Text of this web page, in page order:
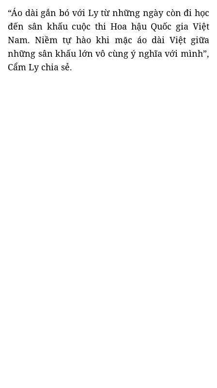
“Áo dài gắn bó với Ly từ những ngày còn đi học
đến sân khấu cuộc thi Hoa hậu Quốc gia Việt
Nam. Niềm tự hào khi mặc áo dài Việt giữa
những sân khấu lớn vô cùng ý nghĩa với mình”,
Cẩm Ly chia sẻ.